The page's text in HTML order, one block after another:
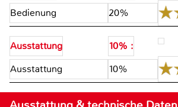
Bedienung
20%
Ausstattung
10% :
Ausstattung
10%